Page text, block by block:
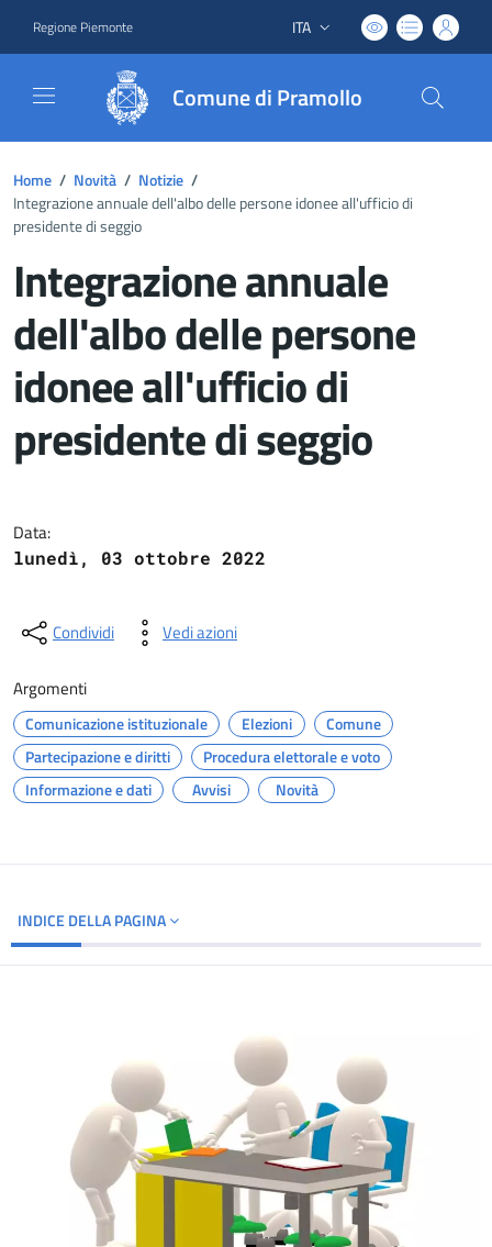
Regione Piemonte Lingua attiva:
ITA
Comune di Pramollo
Home / Novità / Notizie /
Integrazione annuale dell'albo delle persone idonee all'ufficio di
presidente di seggio
Integrazione annuale
dell'albo delle persone
idonee all'ufficio di
presidente di seggio
Data:
lunedì, 03 ottobre 2022
Condividi Vedi azioni
Argomenti
Comunicazione istituzionale Elezioni
Comune
Partecipazione e diritti
Procedura elettorale e voto
Informazione e dati
Avvisi Novità
INDICE DELLA PAGINA